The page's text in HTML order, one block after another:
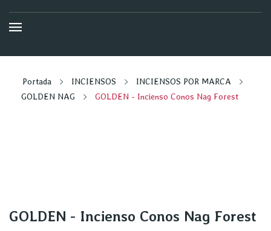
Portada INCIENSOS
INCIENSOS POR MARCA
GOLDEN NAG
GOLDEN - Incienso Conos Nag Forest
GOLDEN - Incienso Conos Nag Forest